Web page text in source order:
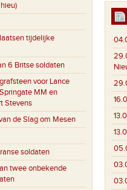
tijdelijke
6 Britse soldaten
voor Lance
MM en
Stevens
de Slag om Mesen
soldaten
twee onbekende